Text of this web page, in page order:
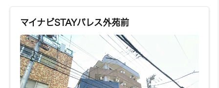
マイナビSTAYパレス外苑前